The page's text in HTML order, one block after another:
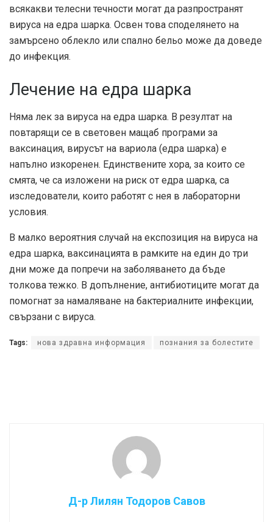
всякакви телесни течности могат да разпространят
вируса на едра шарка. Освен това споделянето на
замърсено облекло или спално бельо може да доведе
до инфекция.
Лечение на едра шарка
Няма лек за вируса на едра шарка. В резултат на
повтарящи се в световен мащаб програми за
ваксинация, вирусът на вариола (едра шарка) е
напълно изкоренен. Единствените хора, за които се
смята, че са изложени на риск от едра шарка, са
изследователи, които работят с нея в лабораторни
условия.
В малко вероятния случай на експозиция на вируса на
едра шарка, ваксинацията в рамките на един до три
дни може да попречи на заболяването да бъде
толкова тежко. В допълнение, антибиотиците могат да
помогнат за намаляване на бактериалните инфекции,
свързани с вируса.
Tags: нова здравна информация познания за болестите
Д-р Лилян Тодоров Савов